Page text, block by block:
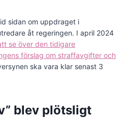
sidan om uppdraget i
åt regeringen. I april 2024
se över den tidigare
förslag om straffavgifter och
ska vara klar senast 3
blev plötsligt